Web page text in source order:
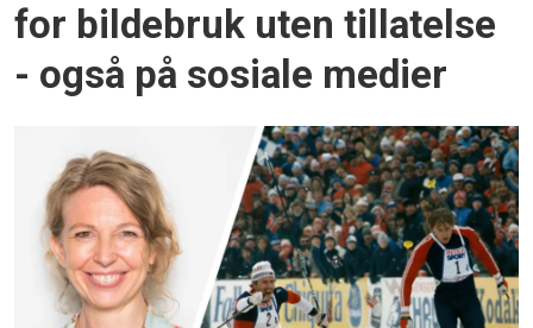
for bildebruk uten tillatelse
- også på sosiale medier